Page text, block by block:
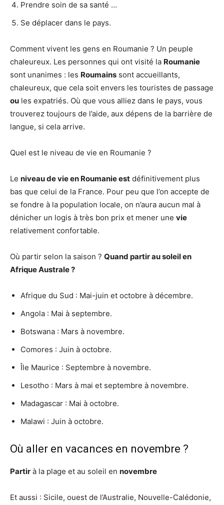
Prendre soin de sa santé …
Se déplacer dans le pays.
Comment vivent les gens en Roumanie ? Un peuple
chaleureux. Les personnes qui ont visité la Roumanie
sont unanimes : les Roumains sont accueillants,
chaleureux, que cela soit envers les touristes de passage
ou les expatriés. Où que vous alliez dans le pays, vous
trouverez toujours de l’aide, aux dépens de la barrière de
langue, si cela arrive.
Quel est le niveau de vie en Roumanie ?
Le niveau de vie en Roumanie est définitivement plus
bas que celui de la France. Pour peu que l’on accepte de
se fondre à la population locale, on n’aura aucun mal à
dénicher un logis à très bon prix et mener une vie
relativement confortable.
Où partir selon la saison ? Quand partirau soleil en
Afrique Australe ?
Afrique du Sud : Mai-juin et octobre à décembre.
Angola : Mai à septembre.
Botswana : Mars à novembre.
Comores : Juin à octobre.
Île Maurice : Septembre à novembre.
Lesotho : Mars à mai et septembre à novembre.
Madagascar : Mai à octobre.
Malawi : Juin à octobre.
Où aller en vacances en novembre ?
Partir à la plage et au soleil en novembre
Et aussi : Sicile, ouest de l’Australie, Nouvelle-Calédonie,